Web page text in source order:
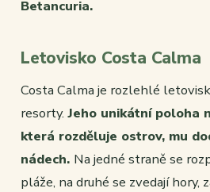
Betancuria.
Letovisko Costa Calma
Costa Calma je rozlehlé
resorty. Jeho unikátní poloha
která rozděluje ostrov, mu
nádech. Na jedné straně se
pláže, na druhé se zvedají hory,